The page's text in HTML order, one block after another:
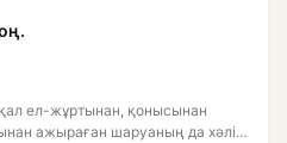
ел-жұртынан, қонысынан
ажыраған шаруаның да хәлі